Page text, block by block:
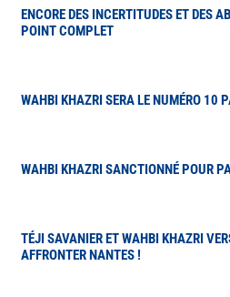
ENCORE DES INCERTITUDES ET DES
POINT COMPLET
WAHBI KHAZRI SERA LE NUMÉRO 10
WAHBI KHAZRI SANCTIONNÉ POUR
TÉJI SAVANIER ET WAHBI KHAZRI
AFFRONTER NANTES !